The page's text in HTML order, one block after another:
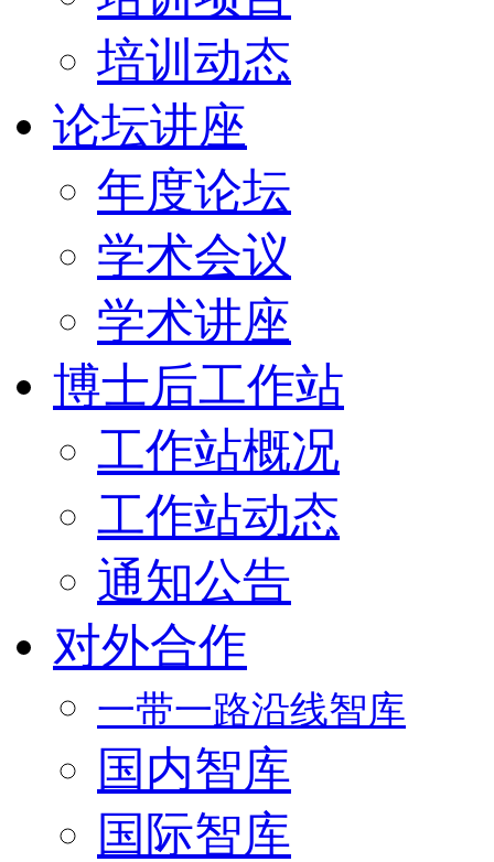
培训动态
论坛讲座
年度论坛
学术会议
学术讲座
博士后工作站
工作站概况
工作站动态
通知公告
对外合作
一带一路沿线智库
国内智库
国际智库